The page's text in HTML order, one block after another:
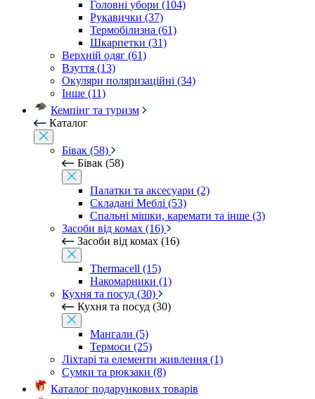
Головні убори (104)
Рукавички (37)
Термобілизна (61)
Шкарпетки (31)
Верхній одяг (61)
Взуття (13)
Окуляри поляризаційні (34)
Інше (11)
Кемпінг та туризм
Каталог
Бівак (58)
Бівак (58)
Палатки та аксесуари (2)
Складані Меблі (53)
Спальні мішки, каремати та інше (3)
Засоби від комах (16)
Засоби від комах (16)
Thermacell (15)
Накомарники (1)
Кухня та посуд (30)
Кухня та посуд (30)
Мангали (5)
Термоси (25)
Ліхтарі та елементи живлення (1)
Сумки та рюкзаки (8)
Каталог подарункових товарів